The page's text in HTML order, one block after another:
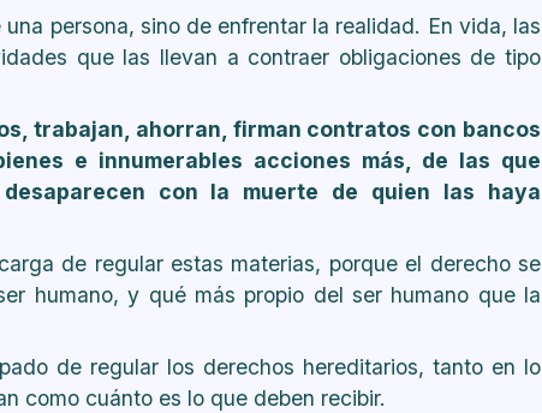
persona, sino de enfrentar la realidad. En vida, las
que las llevan a contraer obligaciones de tipo
trabajan, ahorran, firman contratos con bancos
e innumerables acciones más, de las que
con la muerte de quien las haya
de regular estas materias, porque el derecho se
humano, y qué más propio del ser humano que la
de regular los derechos hereditarios, tanto en lo
como cuánto es lo que deben recibir.